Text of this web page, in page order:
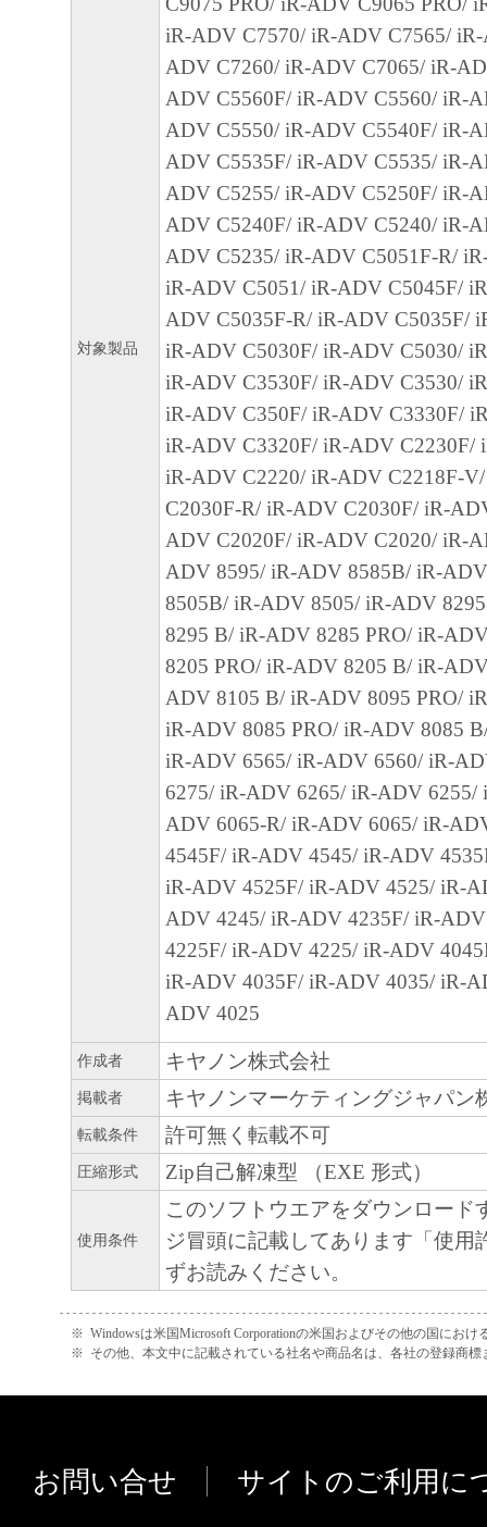
SOFTWARE EVEN IF EITHER CANON,
SUBSIDIARIES OR AFFILIATES, THEIR
DEALERS OR CANON'S LICENSORS
ADVISED OF THE POSSIBILITY OF
SOME STATES OR LEGAL
ALLOW THE LIMITATION OR
FOR INCIDENTAL OR CONSEQUENTIAL
PERSONAL INJURY OR DEATH
NEGLIGENCE ON THE PART OF THE
ABOVE LIMITATION OR EXCLUSION
TO YOU.
[RELEASE OF LIABILITY] TO THE FULL
PERMITTED BY APPLICABLE LAW, YOU
RELEASE CANON, CANON'S
AFFILIATES, THEIR DISTRIBUTORS,
CANON'S LICENSORS FROM ANY AND
ARISING FROM OR RELATED TO ALL
CONCERNING THE SOFTWARE OR ITS
This Agreement is effective upon your
clicking the button indicating your acceptance
installing the SOFTWARE and remains in
You may terminate this Agreement by
SOFTWARE including any and all copies
This Agreement shall also terminate if you fail
terms hereof. Upon termination of this
Canon enforcing its respective legal rights, you
promptly destroy the SOFTWARE including
thereof. Notwithstanding the foregoing,
11 shall survive any termination of this
9. U.S. GOVERNMENT RESTRICTED
A "US Government End User" shall mean any
the government of the United States. If you are
End User, the following shall apply: The
"commercial item," as that term is defined at 48
(October 1995), consisting of "commercial
and "commercial computer software
terms are used in 48 C.F.R. 12.212 (September
with 48 C.F.R. 12.212 and 48 C.F.R.
227.7202-4 (June 1995), all U.S. Government
acquire the SOFTWARE with only those rights
The manufacturer is Canon Inc./30-2,
Ohta-ku, Tokyo 146-8501, Japan.
10. SEVERABILITY
In the event that any section hereof is declared
that court or tribunal and all the remaining
対象製品
iR-ADV C7570/ iR-ADV C7565/
ADV C7260/ iR-ADV C7065/ iR-
ADV C5560F/ iR-ADV C5560/ iR-
ADV C5550/ iR-ADV C5540F/ iR-
ADV C5535F/ iR-ADV C5535/ iR-
ADV C5255/ iR-ADV C5250F/ iR-
ADV C5240F/ iR-ADV C5240/ iR-
ADV C5235/ iR-ADV C5051F-R/
iR-ADV C5051/ iR-ADV C5045F/
ADV C5035F-R/ iR-ADV C5035F/
iR-ADV C5030F/ iR-ADV C5030/
iR-ADV C3530F/ iR-ADV C3530/
iR-ADV C350F/ iR-ADV C3330F/
iR-ADV C3320F/ iR-ADV C2230F/
iR-ADV C2220/ iR-ADV C2218F-
C2030F-R/ iR-ADV C2030F/ iR-
ADV C2020F/ iR-ADV C2020/ iR-
ADV 8595/ iR-ADV 8585B/ iR-
8505B/ iR-ADV 8505/ iR-ADV
8295 B/ iR-ADV 8285 PRO/ iR-
8205 PRO/ iR-ADV 8205 B/ iR-
ADV 8105 B/ iR-ADV 8095 PRO/
iR-ADV 8085 PRO/ iR-ADV 8085
iR-ADV 6565/ iR-ADV 6560/ iR-
6275/ iR-ADV 6265/ iR-ADV 6255/
ADV 6065-R/ iR-ADV 6065/ iR-
4545F/ iR-ADV 4545/ iR-ADV
iR-ADV 4525F/ iR-ADV 4525/ iR-
ADV 4245/ iR-ADV 4235F/ iR-
4225F/ iR-ADV 4225/ iR-ADV
iR-ADV 4035F/ iR-ADV 4035/ iR-
ADV 4025
作成者 キヤノン株式会社
掲載者 キヤノンマーケティングジャパン
転載条件 許可無く転載不可
圧縮形式 Zip自己解凍型 （EXE 形式）
使用条件
このソフトウエアをダウンロード
ジ冒頭に記載してあります「使用
ずお読みください。
※ Windowsは米国Microsoft Corporationの米国およびその他の国におけ
※ その他、本文中に記載されている社名や商品名は、各社の登録商標
お問い合せ サイトのご利用に